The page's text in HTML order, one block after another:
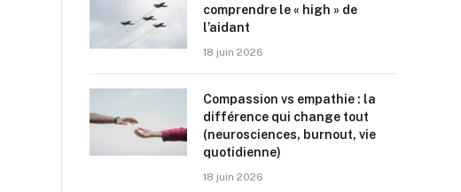
comprendre le « high » de
l’aidant
18 juin 2026
Compassion vs empathie : la
différence qui change tout
(neurosciences, burnout, vie
quotidienne)
18 juin 2026